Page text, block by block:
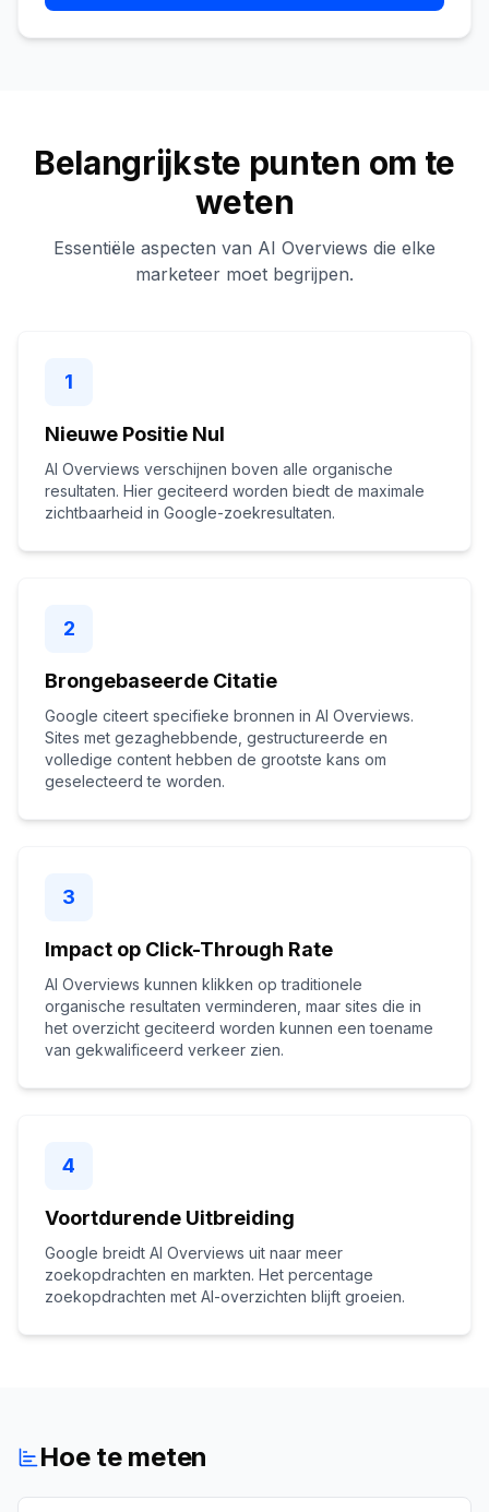
Belangrijkste punten om te
weten
Essentiële aspecten van AI Overviews die elke
marketeer moet begrijpen.
1
Nieuwe Positie Nul
AI Overviews verschijnen boven alle organische
resultaten. Hier geciteerd worden biedt de maximale
zichtbaarheid in Google-zoekresultaten.
2
Brongebaseerde Citatie
Google citeert specifieke bronnen in AI Overviews.
Sites met gezaghebbende, gestructureerde en
volledige content hebben de grootste kans om
geselecteerd te worden.
3
Impact op Click-Through Rate
AI Overviews kunnen klikken op traditionele
organische resultaten verminderen, maar sites die in
het overzicht geciteerd worden kunnen een toename
van gekwalificeerd verkeer zien.
4
Voortdurende Uitbreiding
Google breidt AI Overviews uit naar meer
zoekopdrachten en markten. Het percentage
zoekopdrachten met AI-overzichten blijft groeien.
Hoe te meten